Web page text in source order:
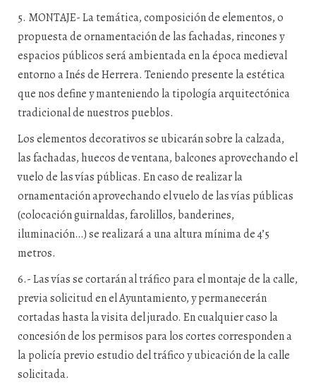
5. MONTAJE- La temática, composición de elementos, o
propuesta de ornamentación de las fachadas, rincones y
espacios públicos será ambientada en la época medieval
entorno a Inés de Herrera. Teniendo presente la estética
que nos define y manteniendo la tipología arquitectónica
tradicional de nuestros pueblos.
Los elementos decorativos se ubicarán sobre la calzada,
las fachadas, huecos de ventana, balcones aprovechando el
vuelo de las vías públicas. En caso de realizar la
ornamentación aprovechando el vuelo de las vías públicas
(colocación guirnaldas, farolillos, banderines,
iluminación…) se realizará a una altura mínima de 4’5
metros.
6.- Las vías se cortarán al tráfico para el montaje de la calle,
previa solicitud en el Ayuntamiento, y permanecerán
cortadas hasta la visita del jurado. En cualquier caso la
concesión de los permisos para los cortes corresponden a
la policía previo estudio del tráfico y ubicación de la calle
solicitada.